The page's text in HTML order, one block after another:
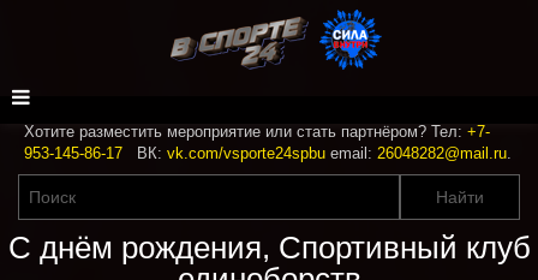
Хотите разместить мероприятие или стать партнёром? Тел: +7-
953-145-86-17 ВК: vk.com/vsporte24spbu email: 26048282@mail.ru.
С днём рождения, Спортивный клуб